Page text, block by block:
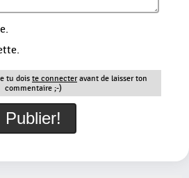
tu dois te connecteravant de laisser ton
commentaire ;-)